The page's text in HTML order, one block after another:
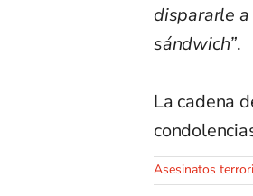
dispararle
sándwich”.
La cadena
Asesinatos